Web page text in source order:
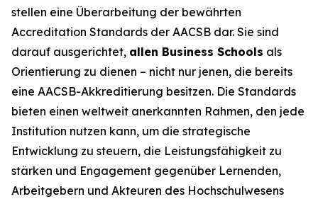
stellen eine Überarbeitung der bewährten
Accreditation Standards der AACSB dar. Sie sind
darauf ausgerichtet, allen Business Schools als
Orientierung zu dienen – nicht nur jenen, die bereits
eine AACSB-Akkreditierung besitzen. Die Standards
bieten einen weltweit anerkannten Rahmen, den jede
Institution nutzen kann, um die strategische
Entwicklung zu steuern, die Leistungsfähigkeit zu
stärken und Engagement gegenüber Lernenden,
Arbeitgebern und Akteuren des Hochschulwesens